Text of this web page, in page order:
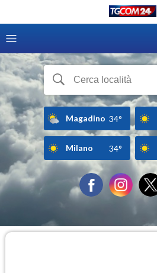
Magadino 34°
Milano 34°